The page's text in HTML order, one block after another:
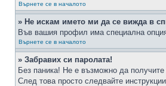
Върнете се в началото
» Не искам името ми да се вижда в
Във вашия профил има специална
Върнете се в началото
» Забравих си паролата!
Без паника! Не е възможно да
След това просто следвайте